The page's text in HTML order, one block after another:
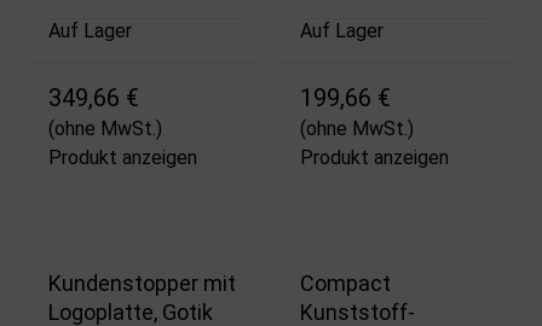
Auf Lager
349,66 €
(ohne MwSt.)
Produkt anzeigen
Auf Lager
199,66 €
(ohne MwSt.)
Produkt anzeigen
Kundenstopper mit
Logoplatte, Gotik
Compact
Kunststoff-